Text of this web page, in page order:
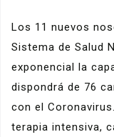
Los 11 nuevos
Sistema de Salud
exponencial la
dispondrá de 76
con el
terapia intensiva,